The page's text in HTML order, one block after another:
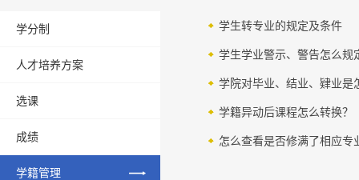
学分制
人才培养方案
选课
成绩
学籍管理
学生转专业的规定及条件
学生学业警示、警告怎么规
学院对毕业、结业、肄业是
学籍异动后课程怎么转换？
怎么查看是否修满了相应专